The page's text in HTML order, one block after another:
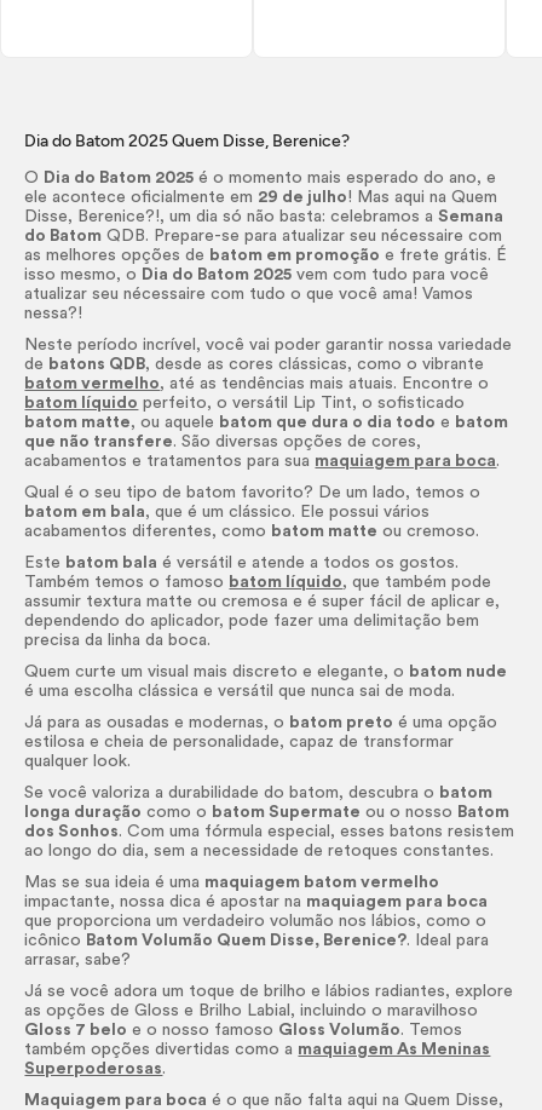
Dia do Batom 2025 Quem Disse, Berenice?
O Dia do Batom 2025 é o momento mais esperado do ano, e
ele acontece oficialmente em 29 de julho! Mas aqui na Quem
Disse, Berenice?!, um dia só não basta: celebramos aSemana
do Batom QDB. Prepare-se para atualizar seunécessaire com
as melhores opções de batom em promoção e frete grátis. É
isso mesmo, o Dia do Batom 2025 vem com tudo para você
atualizar seunécessaire com tudo o que você ama! Vamos
nessa?!
Neste período incrível, você vai poder garantir nossa variedade
de batons QDB, desde as cores clássicas, como o vibrante
batom vermelho, até as tendências mais atuais. Encontre o
batom líquido perfeito, o versátil Lip Tint, o sofisticado
batom matte, ou aquele batom que dura o dia todo e batom
que não transfere. São diversas opções de cores,
acabamentos e tratamentos para sua maquiagem para boca.
Qual é o seu tipo de batom favorito? De um lado, temos o
batom em bala, que é um clássico. Ele possui vários
acabamentos diferentes, como batom matte ou cremoso.
Este batom bala é versátil e atende a todos os gostos.
Também temos o famoso batom líquido, que também pode
assumir textura matte ou cremosa e é super fácil de aplicar e,
dependendo do aplicador, pode fazer uma delimitação bem
precisa da linha da boca.
Quem curte um visual mais discreto e elegante, o batom nude
é uma escolha clássica e versátil que nunca sai de moda.
Já para as ousadas e modernas, o batom preto é uma opção
estilosa e cheia de personalidade, capaz de transformar
qualquer look.
Se você valoriza a durabilidade do batom, descubra o batom
longa duração como o batom Supermate ou o nosso Batom
dos Sonhos. Com uma fórmula especial, esses batons resistem
ao longo do dia, sem a necessidade de retoques constantes.
Mas se sua ideia é uma maquiagem batom vermelho
impactante, nossa dica é apostar na maquiagem para boca
que proporciona um verdadeiro volumão nos lábios, como o
icônico Batom Volumão Quem Disse, Berenice?. Ideal para
arrasar, sabe?
Já se você adora um toque de brilho e lábios radiantes, explore
as opções deGloss e Brilho Labial, incluindo o maravilhoso
Gloss 7 belo e o nosso famoso Gloss Volumão. Temos
também opções divertidas como a maquiagem As Meninas
Superpoderosas.
Maquiagem para boca é o que não falta aqui na Quem Disse,